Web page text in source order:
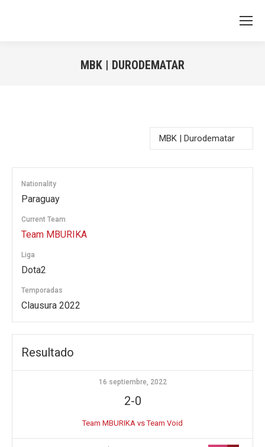
MBK | DURODEMATAR
Nationality
Paraguay
Current Team
Team MBURIKA
Liga
Dota2
Temporadas
Clausura 2022
Resultado
16 septiembre, 2022
2-0
Team MBURIKA vs Team Void